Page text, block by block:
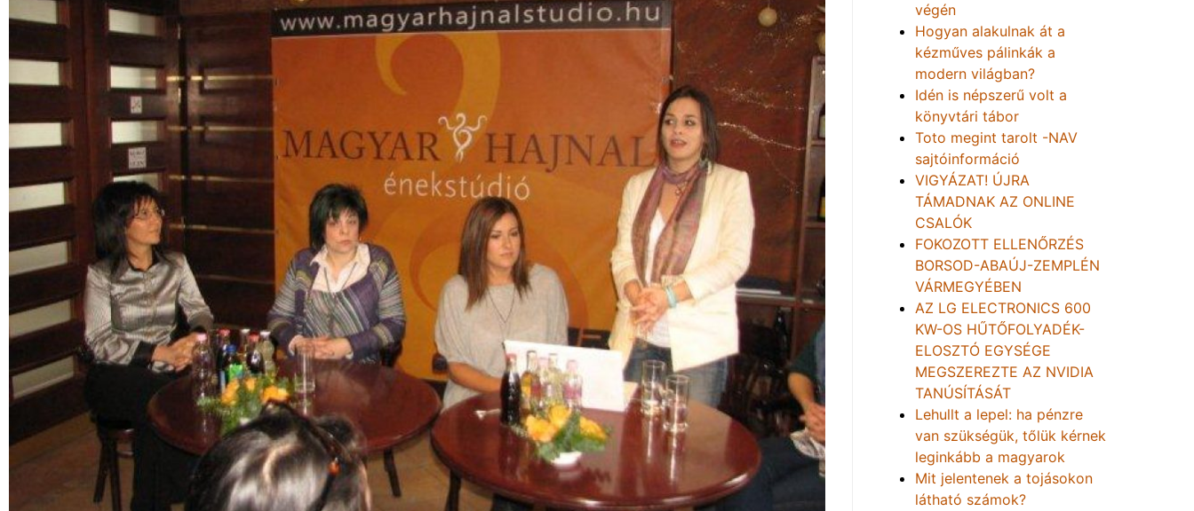
végén
Hogyan alakulnak át a
kézműves pálinkák a
modern világban?
Idén is népszerű volt a
könyvtári tábor
Toto megint tarolt -NAV
sajtóinformáció
VIGYÁZAT! ÚJRA
TÁMADNAK AZ ONLINE
CSALÓK
FOKOZOTT ELLENŐRZÉS
BORSOD-ABAÚJ-ZEMPLÉN
VÁRMEGYÉBEN
AZ LG ELECTRONICS 600
KW-OS HŰTŐFOLYADÉK-
ELOSZTÓ EGYSÉGE
MEGSZEREZTE AZ NVIDIA
TANÚSÍTÁSÁT
Lehullt a lepel: ha pénzre
van szükségük, tőlük kérnek
leginkább a magyarok
Mit jelentenek a tojásokon
látható számok?